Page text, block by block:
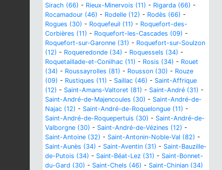
Sirach (66) - Rieux-Minervois (11) - Rigarda (66) -
Rocamadour (46) - Rodelle (12) - Rodès (66) -
Rogues (30) - Roquefeuil (11) - Roquefort-des-
Corbières (11) - Roquefort-les-Cascades (09) -
Roquefort-sur-Garonne (31) - Roquefort-sur-Soulzon
(12) - Roqueredonde (34) - Roquessels (34) -
Roquetaillade-et-Conilhac (11) - Rosis (34) - Rouet
(34) - Roussayrolles (81) - Rousson (30) - Rouze
(09) - Rustiques (11) - Saillac (46) - Saint-Affrique
(12) - Saint-Amans-Valtoret (81) - Saint-André (31) -
Saint-André-de-Majencoules (30) - Saint-André-de-
Najac (12) - Saint-André-de-Roquelongue (11) -
Saint-André-de-Roquepertuis (30) - Saint-André-de-
Valborgne (30) - Saint-André-de-Vézines (12) -
Saint-Antoine (32) - Saint-Antonin-Noble-Val (82) -
Saint-Aunès (34) - Saint-Aventin (31) - Saint-Bauzille-
de-Putois (34) - Saint-Béat-Lez (31) - Saint-Bonnet-
du-Gard (30) - Saint-Chels (46) - Saint-Chinian (34)